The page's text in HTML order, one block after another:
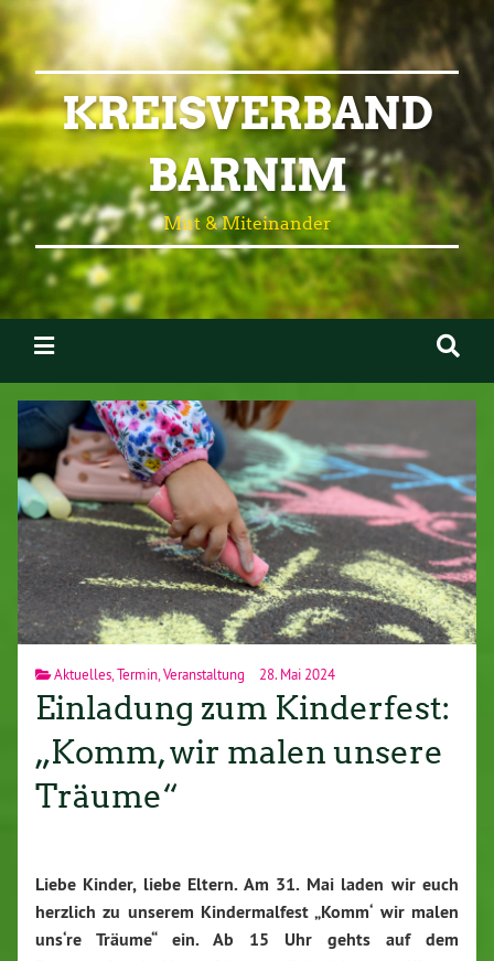
KREISVERBAND
BARNIM
Mut & Miteinander
Aktuelles Termin Veranstaltung 28. Mai 2024
Einladung zum Kinderfest:
„Komm, wir malen unsere
Träume“
Liebe Kinder, liebe Eltern. Am 31. Mai laden wir euch
herzlich zu unserem Kindermalfest „Komm‘ wir malen
uns‘re Träume“ ein. Ab 15 Uhr gehts auf dem